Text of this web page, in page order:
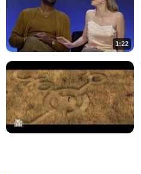
1:22